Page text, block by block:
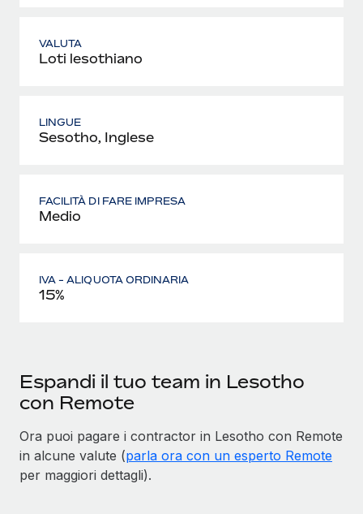
VALUTA
Loti lesothiano
LINGUE
Sesotho, Inglese
FACILITÀ DI FARE IMPRESA
Medio
IVA - ALIQUOTA ORDINARIA
15%
Espandi il tuo team in Lesotho
con Remote
Ora puoi pagare i contractor in Lesotho con Remote
in alcune valute (parla ora con un esperto Remote
per maggiori dettagli).